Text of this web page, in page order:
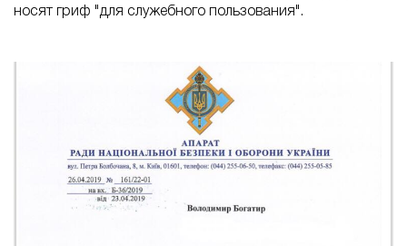
носят гриф "для служебного пользования".